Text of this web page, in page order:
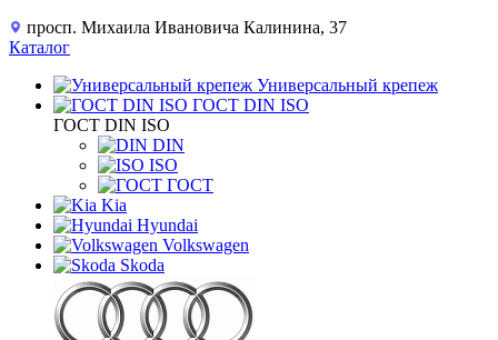
просп. Михаила Ивановича Калинина, 37
Каталог
Универсальный крепеж
ГОСТ DIN ISO
ГОСТ DIN ISO
DIN
ISO
ГОСТ
Kia
Hyundai
Volkswagen
Skoda